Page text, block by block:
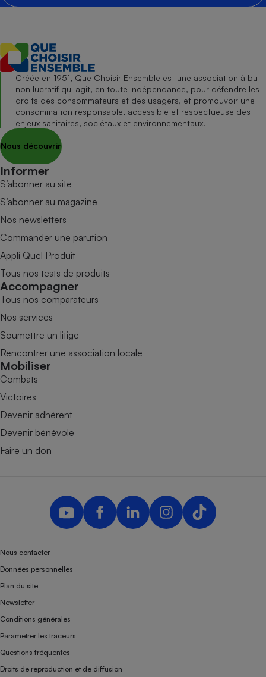
Créée en 1951, Que Choisir Ensemble est une association à but
non lucratif qui agit, en toute indépendance, pour défendre les
droits des consommateurs et des usagers, et promouvoir une
consommation responsable, accessible et respectueuse des
enjeux sanitaires, sociétaux et environnementaux.
Nous découvrir
Informer
S’abonner au site
S’abonner au magazine
Nos newsletters
Commander une parution
Appli Quel Produit
Tous nos tests de produits
Accompagner
Tous nos comparateurs
Nos services
Soumettre un litige
Rencontrer une association locale
Mobiliser
Combats
Victoires
Devenir adhérent
Devenir bénévole
Faire un don
Nous contacter
Données personnelles
Plan du site
Newsletter
Conditions générales
Paramétrer les traceurs
Questions fréquentes
Droits de reproduction et de diffusion